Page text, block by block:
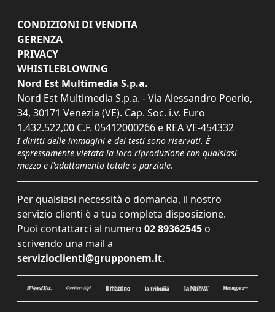
CONDIZIONI DI VENDITA
GERENZA
PRIVACY
WHISTLEBLOWING
Nord Est Multimedia S.p.a.
Nord Est Multimedia S.p.a. - Via Alessandro Poerio,
34, 30171 Venezia (VE). Cap. Soc. i.v. Euro
1.432.522,00 C.F. 05412000266 e REA VE-454332
I diritti delle immagini e dei testi sono riservati. È
espressamente vietata la loro riproduzione con qualsiasi
mezzo e l'adattamento totale o parziale.
Per qualsiasi necessità o domanda, il nostro
servizio clienti è a tua completa disposizione.
Puoi contattarci al numero 02 89362545 o
scrivendo una mail a
servizioclienti@grupponem.it.